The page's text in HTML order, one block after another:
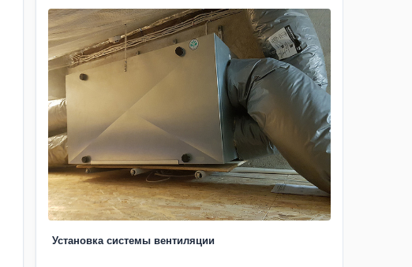
Установка системы вентиляции